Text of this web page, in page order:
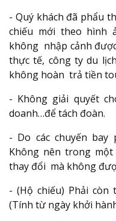
- Quý khách đã phẩu
chiếu mới theo hình
không nhập cảnh
thực tế, công ty du
không hoàn trả tiền
- Không giải quyết
doanh…để tách đoàn.
- Do các chuyến bay
Không nên trong
thay đổi mà không
- (Hộ chiếu) Phải
(Tính từ ngày khởi